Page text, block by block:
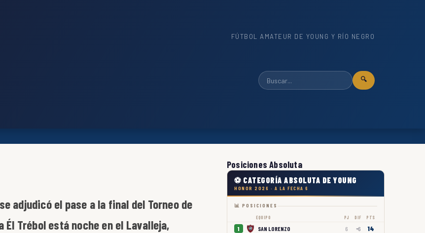
FÚTBOL AMATEUR DE YOUNG Y RÍO NEGRO
🔍
adjudicó el pase a la final del Torneo de
Trébol está noche en el Lavalleja,
Posiciones Absoluta
⚽ CATEGORÍA ABSOLUTA DE YOUNG
HONOR 2026 · A LA FECHA 6
📊 POSICIONES
EQUIPO PJ DIF PTS
1 SAN LORENZO 6 +6 14